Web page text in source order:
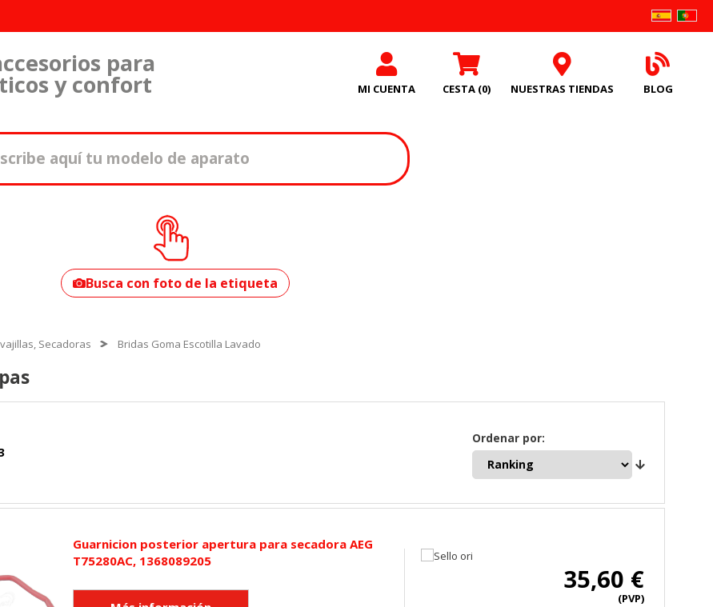
para
y confort MI CUENTA CESTA (0) NUESTRAS TIENDAS BLOG
tu modelo?
Busca con foto de la etiqueta
Secadoras Bridas Goma Escotilla Lavado
Ordenar por:
Guarnicion posterior apertura para secadora AEG
T75280AC, 1368089205
35,60 €
(PVP)